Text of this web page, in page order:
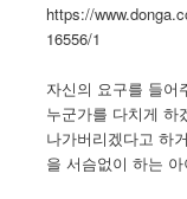
https://
16556/1
자신의 요구를 들어
누군가를 다치게 하
나가버리겠다고 하
을 서슴없이 하는